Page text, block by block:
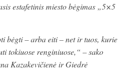
estafetinis miesto bėgimas „5×5
bėgti – arba eiti – net ir tuos, kurie
tokiuose renginiuose,“ – sako
Kazakevičienė ir Giedrė